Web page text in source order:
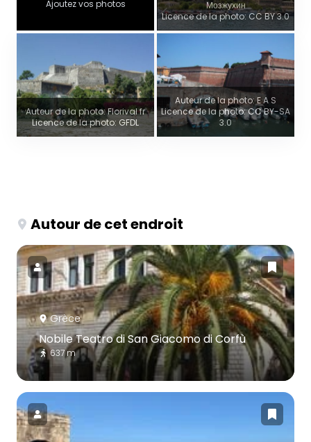
Ajoutez vos photos
Мозжухин
Licence de la photo: CC BY 3.0
Auteur de la photo: Florival fr
Licence de la photo: GFDL
Auteur de la photo: E A S
Licence de la photo: CC BY-SA
3.0
Autour de cet endroit
Grèce
Nobile Teatro di San Giacomo di Corfù
637 m